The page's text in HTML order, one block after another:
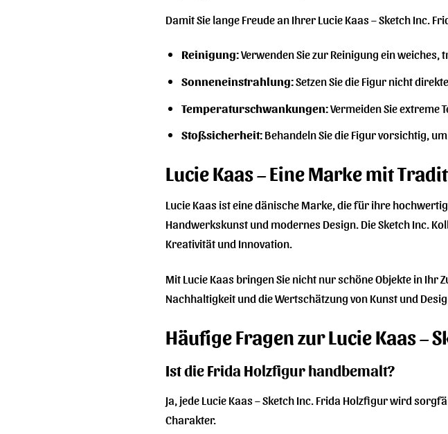
Damit Sie lange Freude an Ihrer Lucie Kaas – Sketch Inc.
Reinigung:Verwenden Sie zur Reinigung ein weiches,
Sonneneinstrahlung:Setzen Sie die Figur nicht
Temperaturschwankungen:Vermeiden Sie extreme
Stoßsicherheit:Behandeln Sie die Figur vorsichtig,
Lucie Kaas – Eine Marke mit
Lucie Kaas ist eine dänische Marke, die für ihre
Handwerkskunst und modernes Design. Die Sketch Inc.
Kreativität und Innovation.
Mit Lucie Kaas bringen Sie nicht nur schöne Objekte in Ihr
Nachhaltigkeit und die Wertschätzung von Kunst und
Häufige Fragen zur Lucie Kaas –
Ist die Frida Holzfigur handbemalt?
Ja, jede Lucie Kaas – Sketch Inc. Frida Holzfigur wird
Charakter.